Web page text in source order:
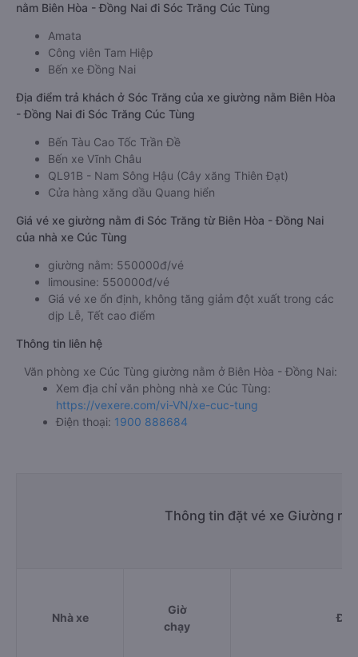
nằm Biên Hòa - Đồng Nai đi Sóc Trăng Cúc Tùng
Amata
Công viên Tam Hiệp
Bến xe Đồng Nai
Địa điểm trả khách ở Sóc Trăng của xe giường nằm Biên Hòa
- Đồng Nai đi Sóc Trăng Cúc Tùng
Bến Tàu Cao Tốc Trần Đề
Bến xe Vĩnh Châu
QL91B - Nam Sông Hậu (Cây xăng Thiên Đạt)
Cửa hàng xăng dầu Quang hiển
Giá vé xe giường nằm đi Sóc Trăng từ Biên Hòa - Đồng Nai
của nhà xe Cúc Tùng
giường nằm: 550000đ/vé
limousine: 550000đ/vé
Giá vé xe ổn định, không tăng giảm đột xuất trong các
dịp Lễ, Tết cao điểm
Thông tin liên hệ
Văn phòng xe Cúc Tùng giường nằm ở Biên Hòa - Đồng Nai:
Xem địa chỉ văn phòng nhà xe Cúc Tùng:
https://vexere.com/vi-VN/xe-cuc-tung
Điện thoại: 1900 888684
Thông tin đặt vé xe Giường
Nhà xe
Giờ
chạy